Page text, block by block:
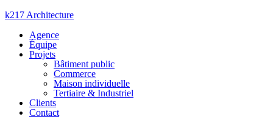
Aller
contenu
k217 Architecture
Agence
Équipe
Projets
Bâtiment public
Commerce
Maison individuelle
Tertiaire & Industriel
Clients
Contact